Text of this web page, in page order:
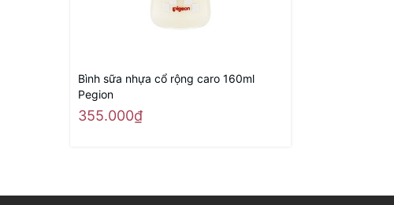
Bình sữa nhựa cổ rộng caro 160ml
Pegion
355.000₫